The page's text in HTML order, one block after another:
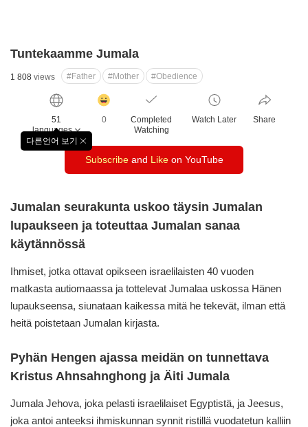
Tuntekaamme Jumala
1 808 views #Father #Mother #Obedience
51
languages
다른언어 보기
창
닫
기
수
0
Completed
Watching
Watch Later Share
Subscribeand Likeon YouTube
Jumalan seurakunta uskoo täysin Jumalan
lupaukseen ja toteuttaa Jumalan sanaa
käytännössä
Ihmiset, jotka ottavat opikseen israelilaisten 40 vuoden
matkasta autiomaassa ja tottelevat Jumalaa uskossa Hänen
lupaukseensa, siunataan kaikessa mitä he tekevät, ilman että
heitä poistetaan Jumalan kirjasta.
Pyhän Hengen ajassa meidän on tunnettava
Kristus Ahnsahnghong ja Äiti Jumala
Jumala Jehova, joka pelasti israelilaiset Egyptistä, ja Jeesus,
joka antoi anteeksi ihmiskunnan synnit ristillä vuodatetun kalliin